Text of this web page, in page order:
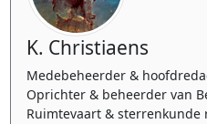
K. Christiaens
Medebeheerder &
Oprichter & beheerder van
Ruimtevaart & sterrenkunde